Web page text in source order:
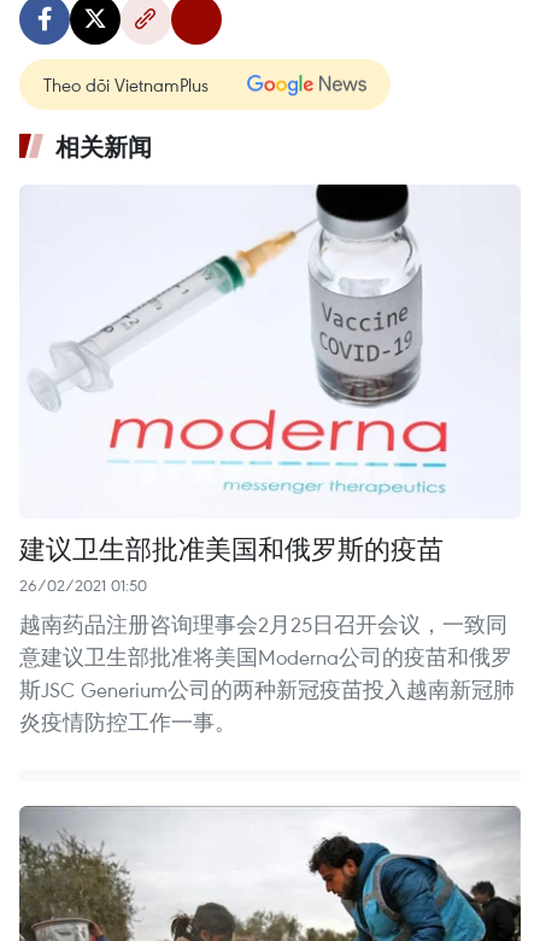
Theo dõi VietnamPlus
相关新闻
建议卫生部批准美国和俄罗斯的疫苗
26/02/2021 01:50
越南药品注册咨询理事会2月25日召开会议，一致同
意建议卫生部批准将美国Moderna公司的疫苗和俄罗
斯JSC Generium公司的两种新冠疫苗投入越南新冠肺
炎疫情防控工作一事。